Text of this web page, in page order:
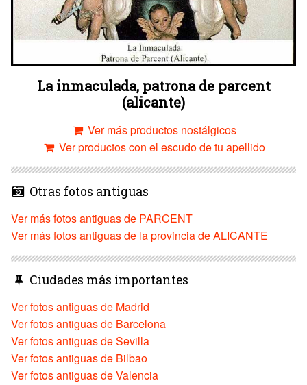
La inmaculada, patrona de parcent
(alicante)
Ver más productos nostálgicos
Ver productos con el escudo de tu apellido
Otras fotos antiguas
Ver más fotos antiguas de PARCENT
Ver más fotos antiguas de la provincia de ALICANTE
Ciudades más importantes
Ver fotos antiguas de Madrid
Ver fotos antiguas de Barcelona
Ver fotos antiguas de Sevilla
Ver fotos antiguas de Bilbao
Ver fotos antiguas de Valencia